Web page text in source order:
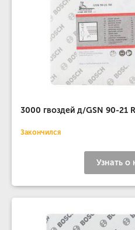
3000 гвоздей д/GSN 90-21
Закончился
Узнать о